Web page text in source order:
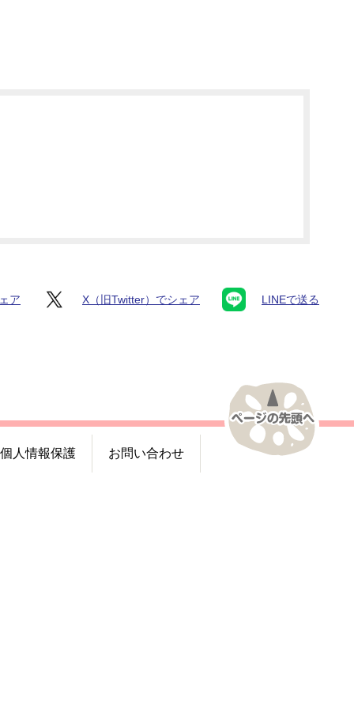
ア X（旧Twitter）でシェア LINEで送る
個人情報保護 お問い合わせ